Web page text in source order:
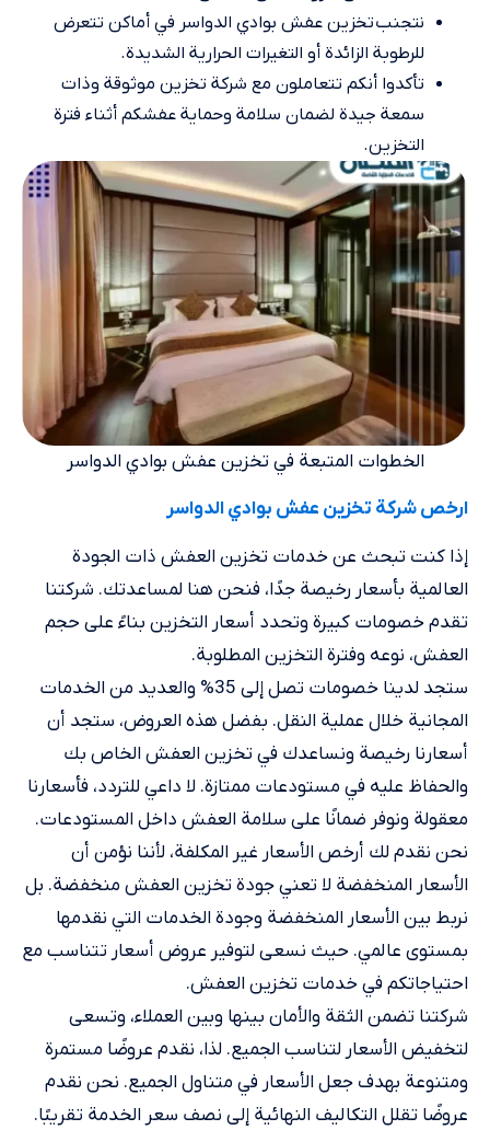
نتجنب تخزين عفش بوادي الدواسر في أماكن تتعرض
للرطوبة الزائدة أو التغيرات الحرارية الشديدة.
تأكدوا أنكم تتعاملون مع شركة تخزين موثوقة وذات
سمعة جيدة لضمان سلامة وحماية عفشكم أثناء فترة
التخزين.
الخطوات المتبعة في تخزين عفش بوادي الدواسر
ارخص شركة تخزين عفش بوادي الدواسر
إذا كنت تبحث عن خدمات تخزين العفش ذات الجودة
العالمية بأسعار رخيصة جدًا، فنحن هنا لمساعدتك. شركتنا
تقدم خصومات كبيرة وتحدد أسعار التخزين بناءً على حجم
العفش، نوعه وفترة التخزين المطلوبة.
ستجد لدينا خصومات تصل إلى 35% والعديد من الخدمات
المجانية خلال عملية النقل. بفضل هذه العروض، ستجد أن
أسعارنا رخيصة ونساعدك في تخزين العفش الخاص بك
والحفاظ عليه في مستودعات ممتازة. لا داعي للتردد، فأسعارنا
معقولة ونوفر ضمانًا على سلامة العفش داخل المستودعات.
نحن نقدم لك أرخص الأسعار غير المكلفة، لأننا نؤمن أن
الأسعار المنخفضة لا تعني جودة تخزين العفش منخفضة. بل
نربط بين الأسعار المنخفضة وجودة الخدمات التي نقدمها
بمستوى عالمي. حيث نسعى لتوفير عروض أسعار تتناسب مع
احتياجاتكم في خدمات تخزين العفش.
شركتنا تضمن الثقة والأمان بينها وبين العملاء، وتسعى
لتخفيض الأسعار لتناسب الجميع. لذا، نقدم عروضًا مستمرة
ومتنوعة بهدف جعل الأسعار في متناول الجميع. نحن نقدم
عروضًا تقلل التكاليف النهائية إلى نصف سعر الخدمة تقريبًا.